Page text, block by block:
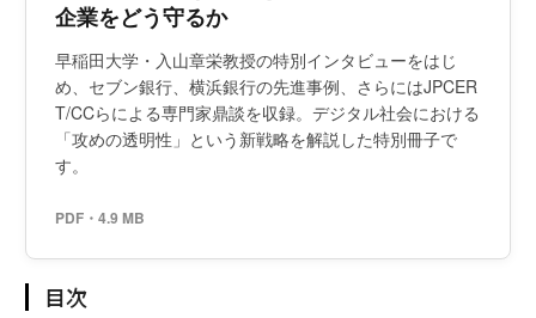
企業をどう守るか
早稲田大学・入山章栄教授の特別インタビューをはじ
め、セブン銀行、横浜銀行の先進事例、さらにはJPCER
T/CCらによる専門家鼎談を収録。デジタル社会における
「攻めの透明性」という新戦略を解説した特別冊子で
す。
PDF・4.9 MB
目次